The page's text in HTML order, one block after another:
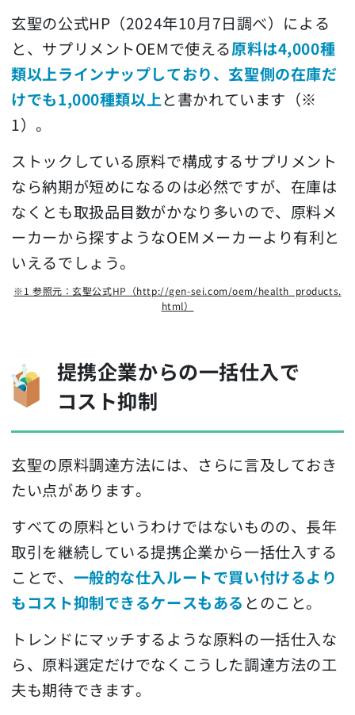
玄聖の公式HP（2024年10月7日調べ）による
と、サプリメントOEMで使える原料は4,000種
類以上ラインナップしており、玄聖側の在庫だ
けでも1,000種類以上と書かれています（※
1）。
ストックしている原料で構成するサプリメント
なら納期が短めになるのは必然ですが、在庫は
なくとも取扱品目数がかなり多いので、原料メ
ーカーから探すようなOEMメーカーより有利と
いえるでしょう。
※1 参照元：玄聖公式HP（http://gen-sei.com/oem/health_products.
html）
提携企業からの一括仕入で
コスト抑制
玄聖の原料調達方法には、さらに言及しておき
たい点があります。
すべての原料というわけではないものの、長年
取引を継続している提携企業から一括仕入する
ことで、 一般的な仕入ルートで買い付けるより
もコスト抑制できるケースもある とのこと。
トレンドにマッチするような原料の一括仕入な
ら、原料選定だけでなくこうした調達方法の工
夫も期待できます。